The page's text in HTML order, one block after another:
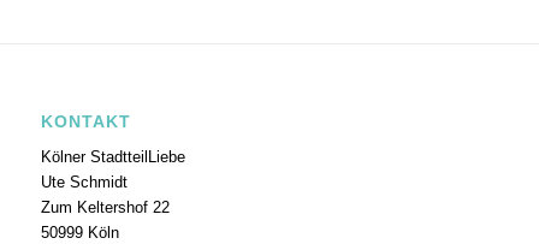
KONTAKT
Kölner StadtteilLiebe
Ute Schmidt
Zum Keltershof 22
50999 Köln